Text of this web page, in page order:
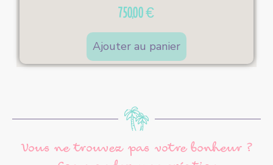
750,00€
Ajouter au panier
Vous ne trouvez pas votre bonheur ?